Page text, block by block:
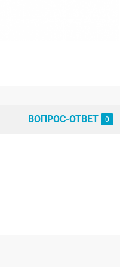
ВОПРОС-ОТВЕТ